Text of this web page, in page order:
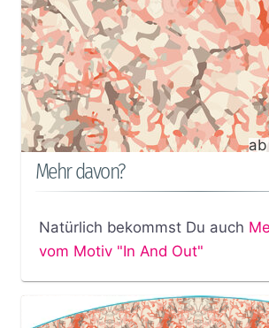
Mehr davon?
Natürlich bekommst Du auch
vom Motiv "In And Out"